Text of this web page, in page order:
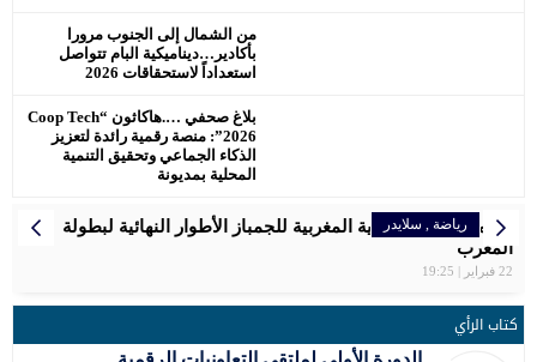
من الشمال إلى الجنوب مرورا
بأكادير…ديناميكية البام تتواصل
استعداداً لاستحقاقات 2026
بلاغ صحفي ….هاكاثون “Coop Tech
2026”: منصة رقمية رائدة لتعزيز
الذكاء الجماعي وتحقيق التنمية
المحلية بمديونة
رياضة سلايدر
سبورتينغ الدار البيضاء لكرة القدم النسوية يوقّع شراكة استراتيجية
مع علامة رائدة في مجال المشروبات الرياضية
رياضة , سلايدر
تنظم الجامعة الملكية المغربية للجمباز الأطوار النهائية لبطولة
المغرب
22 فبراير | 19:25
المرأة رياضة سلايدر
المغربية سعاد مقتدري تواصل التحدي برالي دكار بالمملكة العربية
السعودية
إقتصاد اخبار وطنية رياضة سلايدر
بلاغ الصحفي… اللجنة الإقليمية للمبادرة الوطنية للتنمية البشرية
عمالة مقاطعة عين الشق
رياضة
سفيان البقالي فخر المغرب ، اهدى لصاحب الجلالة الميدالية
الاولمبية .
رياضة سلايدر
مواعيد مباريات المنتخب الأولمبي المغربي في أولمبياد باريس
2024 – مسابقة كرة القدم
رياضة سلايدر
الرجاء البيضاوي يتوج بكأس العرش للمرة التاسعة
كتاب الرأي